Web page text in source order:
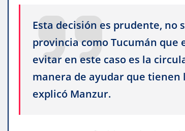
Esta decisión es prudente,
provincia como Tucumán que
evitar en este caso es la
manera de ayudar que tienen
explicó Manzur.